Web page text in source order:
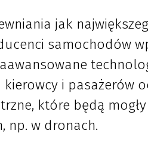
jak
samochodów
kierowcy i pasażerów
które będą
np. w dronach.